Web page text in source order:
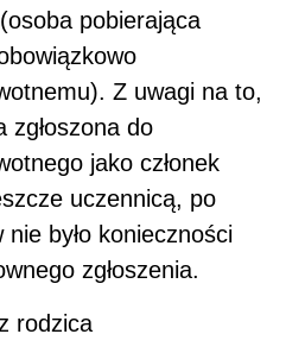
pobierająca
Z uwagi na to,
zgłoszona do
jako członek
uczennicą, po
było konieczności
zgłoszenia.
rodzica